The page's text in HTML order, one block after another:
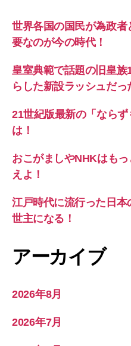
世界各国の国民が為政
要なのが今の時代！
皇室典範で話題の旧皇
らした新設ラッシュだっ
21世紀版最新の「なら
は！
おこがましやNHKはも
えよ！
江戸時代に流行った日
世主になる！
アーカイブ
2026年8月
2026年7月